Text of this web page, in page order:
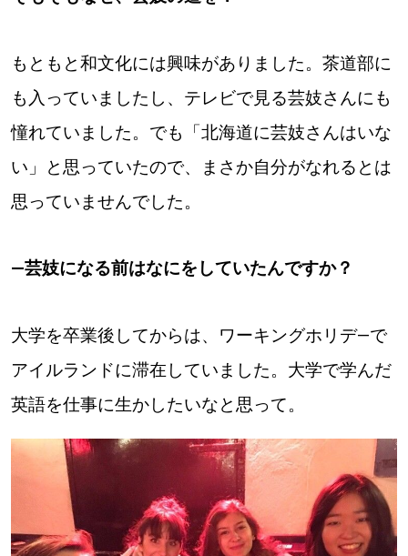
もともと和文化には興味がありました。茶道部に
も入っていましたし、テレビで見る芸妓さんにも
憧れていました。でも「北海道に芸妓さんはいな
い」と思っていたので、まさか自分がなれるとは
思っていませんでした。
―芸妓になる前はなにをしていたんですか？
大学を卒業後してからは、ワーキングホリデ―で
アイルランドに滞在していました。大学で学んだ
英語を仕事に生かしたいなと思って。